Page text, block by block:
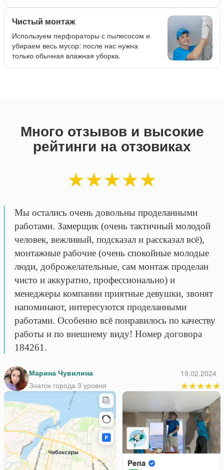
Чистый монтаж
Используем перфораторы с пылесосом и
убираем весь мусор: после нас нужна
только обычная влажная уборка.
Много отзывов и высокие
рейтинги на отзовиках
★★★★★
Мы остались очень довольны проделанными
работами. Замерщик (очень тактичный молодой
человек, вежливый, подсказал и рассказал всё),
монтажные рабочие (очень спокойные молодые
люди, доброжелательные, сам монтаж проделан
чисто и аккуратно, профессионально) и
менеджеры компании приятные девушки, звонят
напоминают, интересуются проделанными
работами. Особенно всё понравилось по качеству
работы и по внешнему виду! Номер договора
184261.
Марина Чувилина
Знаток города 3 уровня
19.02.2024
★★★★★